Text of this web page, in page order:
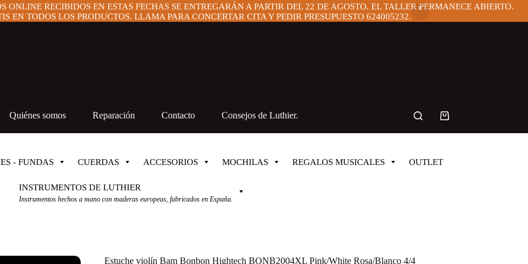
RECIBIDOS EN ESTAS FECHAS SE ENTREGARÁN A PARTIR DEL 22 DE AGOSTO. EL TALLER PERMANECE ABIERTO.
EN TODOS LOS PRODUCTOS. LLAMA PARA CONCERTAR CITA Y PEDIR PRESUPUESTO 624005232.
Quiénes somos Reparación Contacto Consejos de Luthier.
Carro
- FUNDAS CUERDAS ACCESORIOS MOCHILAS REGALOS MUSICALES OUTLET
INSTRUMENTOS DE LUTHIER
Instrumentos hechos a mano con maderas europeas, fabricados en España.
Estuche violín Bam Bonbon Hightech BONB2004XL Pink/White Rosa/Blanco 4/4